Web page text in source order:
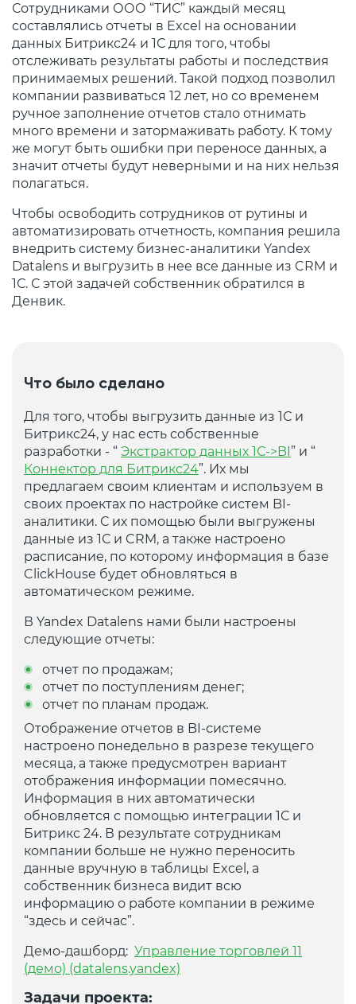
Сотрудниками ООО “ТИС” каждый месяц
составлялись отчеты в Excel на основании
данных Битрикс24 и 1С для того, чтобы
отслеживать результаты работы и последствия
принимаемых решений. Такой подход позволил
компании развиваться 12 лет, но со временем
ручное заполнение отчетов стало отнимать
много времени и затормаживать работу. К тому
же могут быть ошибки при переносе данных, а
значит отчеты будут неверными и на них нельзя
полагаться.
Чтобы освободить сотрудников от рутины и
автоматизировать отчетность, компания решила
внедрить систему бизнес-аналитики Yandex
Datalens и выгрузить в нее все данные из CRM и
1С. С этой задачей собственник обратился в
Денвик.
Что было сделано
Для того, чтобы выгрузить данные из 1С и
Битрикс24, у нас есть собственные
разработки - “ Экстрактор данных 1С->BI” и “
Коннектор для Битрикс24”. Их мы
предлагаем своим клиентам и используем в
своих проектах по настройке систем BI-
аналитики. С их помощью были выгружены
данные из 1С и CRM, а также настроено
расписание, по которому информация в базе
ClickHouse будет обновляться в
автоматическом режиме.
В Yandex Datalens нами были настроены
следующие отчеты:
отчет по продажам;
отчет по поступлениям денег;
отчет по планам продаж.
Отображение отчетов в BI-системе
настроено понедельно в разрезе текущего
месяца, а также предусмотрен вариант
отображения информации помесячно.
Информация в них автоматически
обновляется с помощью интеграции 1С и
Битрикс 24. В результате сотрудникам
компании больше не нужно переносить
данные вручную в таблицы Excel, а
собственник бизнеса видит всю
информацию о работе компании в режиме
“здесь и сейчас”.
Демо-дашборд: Управление торговлей 11
(демо) (datalens.yandex)
Задачи проекта: